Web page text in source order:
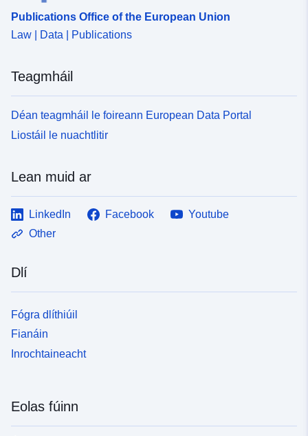
120066022-wxs-5f94cfc2-
uriRef:
120066022-srv-7ccb7a4f-d895-
41f9-898c-75e4563adda1
Publications Office of the European Union
Law | Data | Publications
Teagmháil
Déan teagmháil le foireann European Data Portal
Liostáil le nuachtlitir
Lean muid ar
LinkedIn Facebook
Youtube
Other
Dlí
Fógra dlíthiúil
Fianáin
Inrochtaineacht
Eolas fúinn